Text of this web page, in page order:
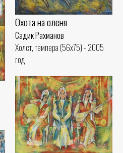
Охота на оленя
Садик Рахманов
Холст, темпера (56x75) - 2005
год